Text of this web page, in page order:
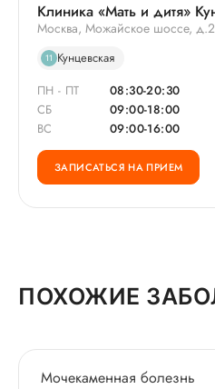
Клиника «Мать и дитя»
Москва, Можайское шоссе, д.2
11
Кунцевская
ПН - ПТ
08:30-20:30
СБ
09:00-18:00
ВС
09:00-16:00
ЗАПИСАТЬСЯ НА ПРИЕМ
ПОХОЖИЕ
Мочекаменная болезнь